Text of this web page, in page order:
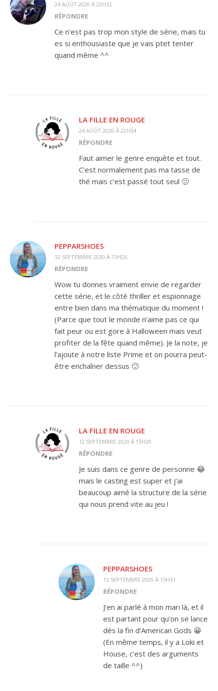
24 AOÛT 2020 À 22H32
RÉPONDRE
Ce n’est pas trop mon style de série, mais tu
es si enthousiaste que je vais ptet tenter
quand même ^^
LA FILLE EN ROUGE
24 AOÛT 2020 À 22H34
RÉPONDRE
Faut aimer le genre enquête et tout.
C’est normalement pas ma tasse de
thé mais c’est passé tout seul 🙂
PEPPARSHOES
12 SEPTEMBRE 2020 À 13H26
RÉPONDRE
Wow tu donnes vraiment envie de regarder
cette série, et le côté thriller et espionnage
entre bien dans ma thématique du moment !
(Parce que tout le monde n’aime pas ce qui
fait peur ou est gore à Halloween mais veut
profiter de la fête quand même). Je la note, je
l’ajoute à notre liste Prime et on pourra peut-
être enchaîner dessus 🙂
LA FILLE EN ROUGE
12 SEPTEMBRE 2020 À 13H29
RÉPONDRE
Je suis dans ce genre de personne 😂
mais le casting est super et j’ai
beaucoup aimé la structure de la série
qui nous prend vite au jeu !
PEPPARSHOES
12 SEPTEMBRE 2020 À 13H31
RÉPONDRE
J’en ai parlé à mon mari là, et il
est partant pour qu’on se lance
dés la fin d’American Gods 😀
(En même temps, il y a Loki et
House, c’est des arguments
de taille ^^)